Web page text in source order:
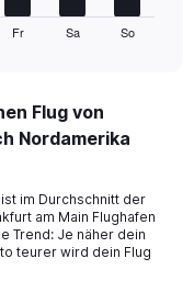
Fr Sa So
Flug von
Nordamerika
im Durchschnitt der
am Main Flughafen
Trend: Je näher dein
teurer wird dein Flug